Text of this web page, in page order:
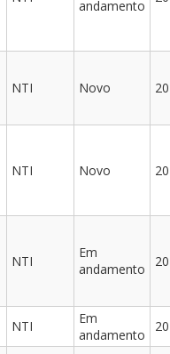
andamento
NTI Novo
NTI Novo
NTI
Em
andamento
NTI
Em
andamento